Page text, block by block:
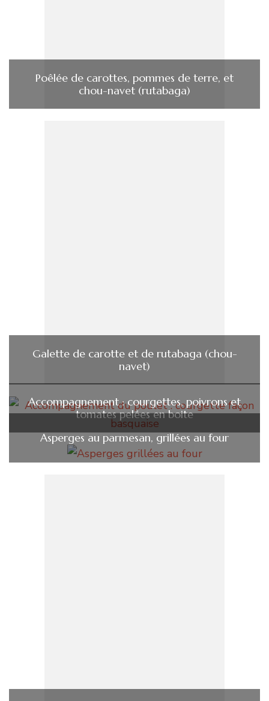
Poêlée de carottes, pommes de terre, et
chou-navet (rutabaga)
Galette de carotte et de rutabaga (chou-
navet)
Accompagnement : courgettes, poivrons et
tomates pelées en boite
Asperges au parmesan, grillées au four